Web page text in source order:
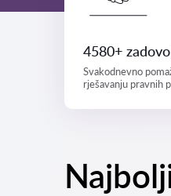
4580+
Svakodnevno
rješavanju pravnih